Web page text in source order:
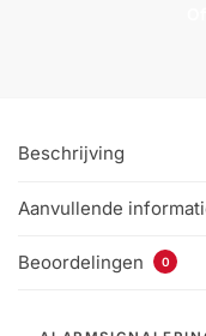
Beschrijving
Aanvullende
Beoordelingen 0